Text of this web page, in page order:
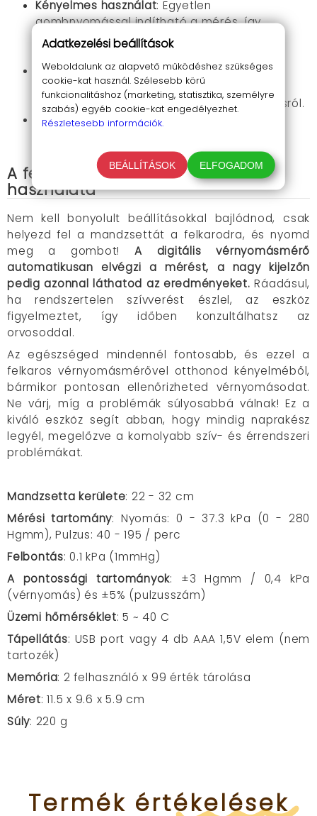
Kényelmes használat: Egyetlen
gombnyomással indítható a mérés, így
rendkívül egyszerű a használata, még
Kompakt és hordozható: Kis méretének
köszönhetően bárhová magaddal viheted,
legyen szó otthoni használatról vagy utazásról.
Két tápforrás: a készüléket üzemeltetheted
A felkaros vérnyomásmérő
használata
Nem kell bonyolult beállításokkal bajlódnod, csak
helyezd fel a mandzsettát a felkarodra, és nyomd
meg a gombot! A digitális vérnyomásmérő
automatikusan elvégzi a mérést, a nagy kijelzőn
pedig azonnal láthatod az eredményeket. Ráadásul,
ha rendszertelen szívverést észlel, az eszköz
figyelmeztet, így időben konzultálhatsz az
orvosoddal.
Az egészséged mindennél fontosabb, és ezzel a
felkaros vérnyomásmérővel otthonod kényelméből,
bármikor pontosan ellenőrizheted vérnyomásodat.
Ne várj, míg a problémák súlyosabbá válnak! Ez a
kiváló eszköz segít abban, hogy mindig naprakész
legyél, megelőzve a komolyabb szív- és érrendszeri
problémákat.
Mandzsetta kerülete: 22 - 32 cm
Mérési tartomány: Nyomás: 0 - 37.3 kPa (0 - 280
Hgmm), Pulzus: 40 - 195 / perc
Felbontás: 0.1 kPa (1mmHg)
A pontossági tartományok: ±3 Hgmm / 0,4 kPa
(vérnyomás) és ±5% (pulzusszám)
Üzemi hőmérséklet: 5 ~ 40 C
Tápellátás: USB port vagy 4 db AAA 1,5V elem (nem
tartozék)
Memória: 2 felhasználó x 99 érték tárolása
Méret: 11.5 x 9.6 x 5.9 cm
Súly: 220 g
Termék értékelések
Adatkezelési beállítások
Weboldalunk az alapvető működéshez szükséges
cookie-kat használ. Szélesebb körű
funkcionalitáshoz (marketing, statisztika, személyre
szabás) egyéb cookie-kat engedélyezhet.
Részletesebb információk.
BEÁLLÍTÁSOK ELFOGADOM